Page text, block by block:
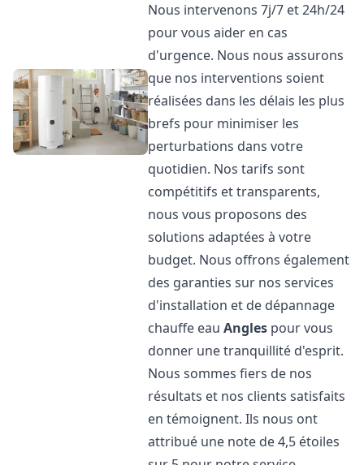
Nous intervenons 7j/7 et 24h/24
pour vous aider en cas
d'urgence. Nous nous assurons
que nos interventions soient
réalisées dans les délais les plus
brefs pour minimiser les
perturbations dans votre
quotidien. Nos tarifs sont
compétitifs et transparents,
nous vous proposons des
solutions adaptées à votre
budget. Nous offrons également
des garanties sur nos services
d'installation et de dépannage
chauffe eauAngles pour vous
donner une tranquillité d'esprit.
Nous sommes fiers de nos
résultats et nos clients satisfaits
en témoignent. Ils nous ont
attribué une note de 4,5 étoiles